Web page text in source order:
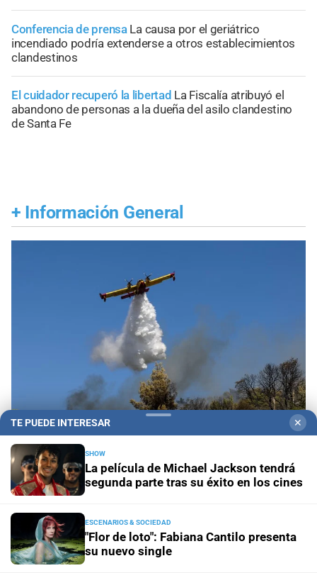
Conferencia de prensa La causa por el geriátrico
incendiado podría extenderse a otros establecimientos
clandestinos
El cuidador recuperó la libertad La Fiscalía atribuyó el
abandono de personas a la dueña del asilo clandestino
de Santa Fe
+ Información General
Propiedad privada y derechos
ambientales cuestionan la reforma por su posible
regresión en materia ambiental
El diario cumple 108 años 10 hechos que marcaron la
historia de Santa Fe, vistos desde la óptica de El Litoral
TE PUEDE INTERESAR ✕
SHOW
La película de Michael Jackson tendrá
segunda parte tras su éxito en los cines
ESCENARIOS & SOCIEDAD
"Flor de loto": Fabiana Cantilo presenta
su nuevo single